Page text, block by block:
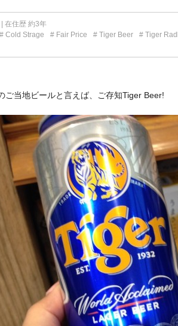
| 在住歴 約3年
Cold Strage Fair Price Tiger Beer Tiger
ご当地ビールと言えば、ご存知Tiger Beer!